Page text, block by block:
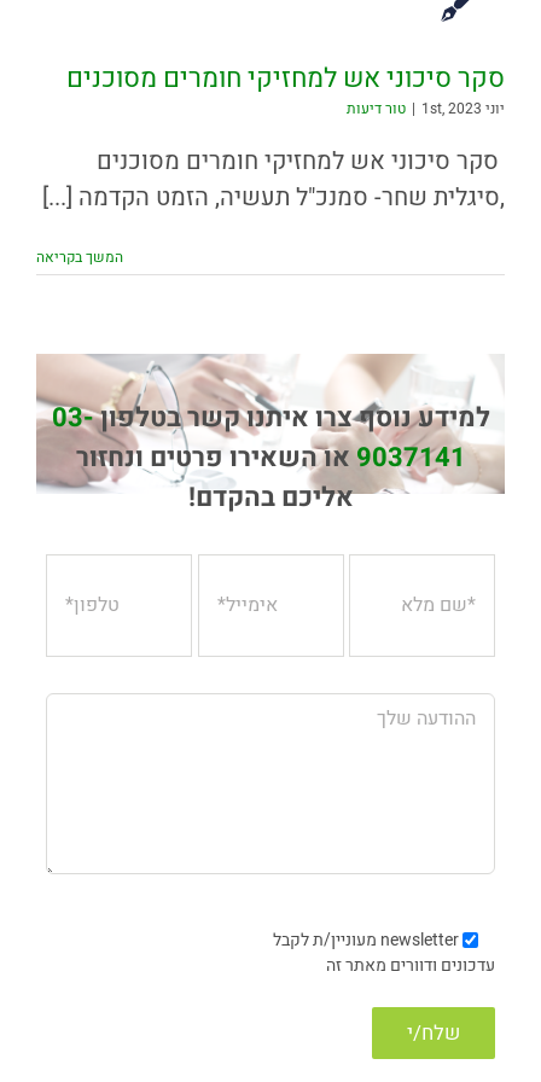
סקר סיכוני אש למחזיקי חומרים מסוכנים
יוני 1st, 2023 | טור דיעות
סקר סיכוני אש למחזיקי חומרים מסוכנים
,סיגלית שחר- סמנכ"ל תעשיה, הזמט הקדמה [...]
המשך בקריאה
למידע נוסף צרו איתנו קשר בטלפון03-
9037141או השאירו פרטים ונחזור
אליכם בהקדם!
newsletter מעוניין/ת לקבל
עדכונים ודוורים מאתר זה